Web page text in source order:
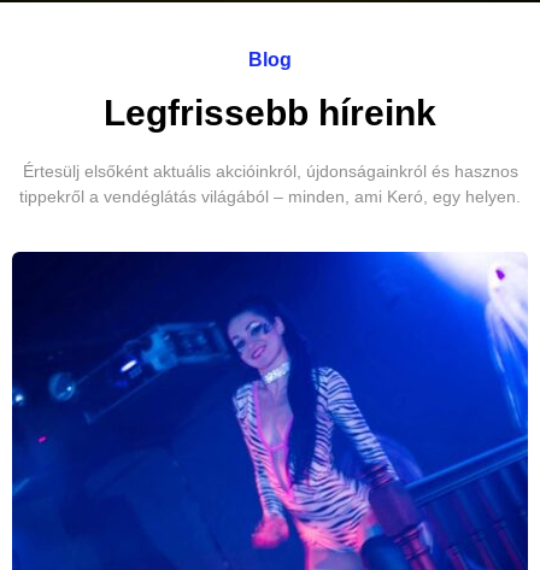
Blog
Legfrissebb híreink
Értesülj elsőként aktuális akcióinkról, újdonságainkról és hasznos
tippekről a vendéglátás világából – minden, ami Keró, egy helyen.